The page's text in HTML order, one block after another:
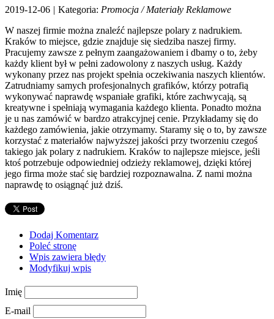
Przemysł
Motoryzacja
Części
Usługi
Salony,
Promocja
Agencje
Materiały
Inne
Rekreacja
Usługi
2019-12-06 | Kategoria: Promocja / Materiały Reklamowe
W naszej firmie można znaleźć najlepsze polary z nadrukiem.
Kraków to miejsce, gdzie znajduje się siedziba naszej firmy.
Pracujemy zawsze z pełnym zaangażowaniem i dbamy o to, żeby
każdy klient był w pełni zadowolony z naszych usług. Każdy
wykonany przez nas projekt spełnia oczekiwania naszych klientów.
Zatrudniamy samych profesjonalnych grafików, którzy potrafią
wykonywać naprawdę wspaniałe grafiki, które zachwycają, są
kreatywne i spełniają wymagania każdego klienta. Ponadto można
je u nas zamówić w bardzo atrakcyjnej cenie. Przykładamy się do
każdego zamówienia, jakie otrzymamy. Staramy się o to, by zawsze
korzystać z materiałów najwyższej jakości przy tworzeniu czegoś
takiego jak polary z nadrukiem. Kraków to najlepsze miejsce, jeśli
ktoś potrzebuje odpowiedniej odzieży reklamowej, dzięki której
jego firma może stać się bardziej rozpoznawalna. Z nami można
naprawdę to osiągnąć już dziś.
Dodaj Komentarz
Poleć stronę
Wpis zawiera błędy
Modyfikuj wpis
Imię
E-mail